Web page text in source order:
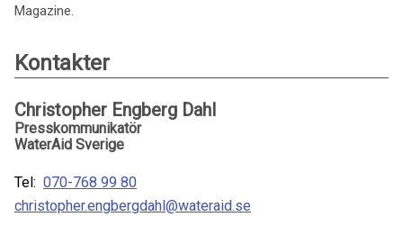
Magazine.
Kontakter
Christopher Engberg Dahl
Presskommunikatör
WaterAid Sverige
Tel: 070-768 99 80
christopher.engbergdahl@wateraid.se